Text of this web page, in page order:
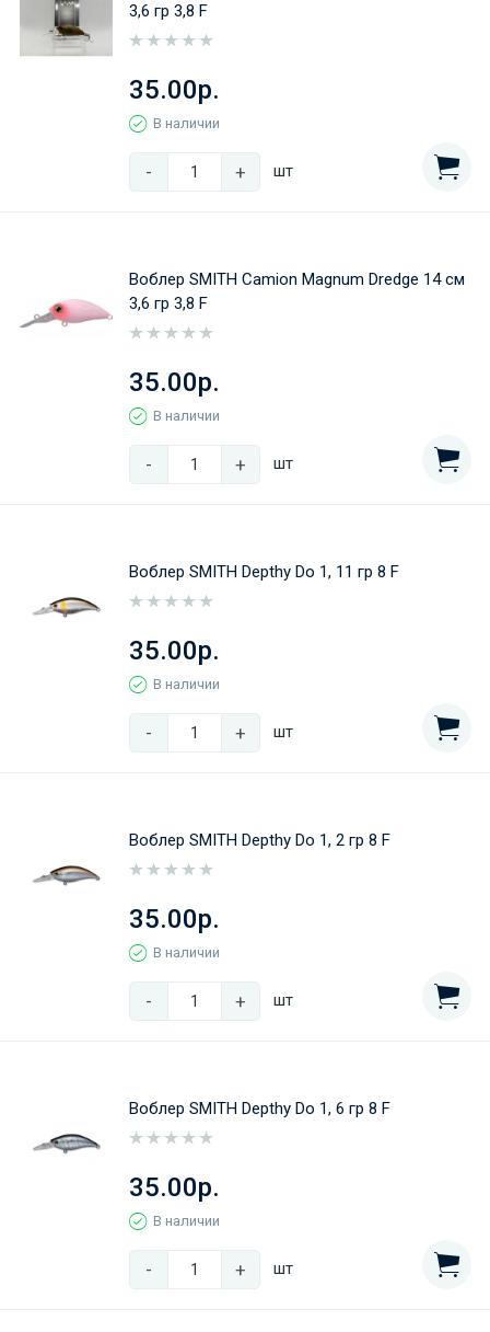
3,6 гр 3,8 F
35.00р.
В наличии
- + шт
Воблер SMITH Camion Magnum Dredge 14 cм
3,6 гр 3,8 F
35.00р.
В наличии
- + шт
Воблер SMITH Depthy Do 1, 11 гр 8 F
35.00р.
В наличии
- + шт
Воблер SMITH Depthy Do 1, 2 гр 8 F
35.00р.
В наличии
- + шт
Воблер SMITH Depthy Do 1, 6 гр 8 F
35.00р.
В наличии
- + шт